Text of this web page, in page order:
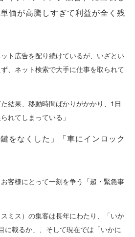
価が高騰しすぎて利益が全く残
ット広告を配り続けているが、いざとい
、ネット検索で大手に仕事を取られて
結果、移動時間ばかりがかかり、1日
れてしまっている」
をなくした」「車にインロック
客様にとって一刻を争う「超・緊急事
ミス）の集客は長年にわたり、「いか
に載るか」、そして現在では「いかに